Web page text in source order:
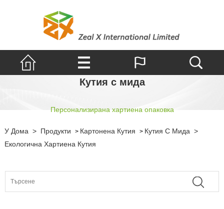
Кутия с мида
Персонализирана хартиена опаковка
У Дома > Продукти > Картонена Кутия > Кутия С Мида >
Екологична Хартиена Кутия